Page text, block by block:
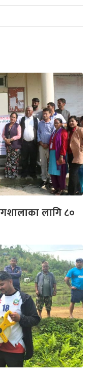
लागि ८०